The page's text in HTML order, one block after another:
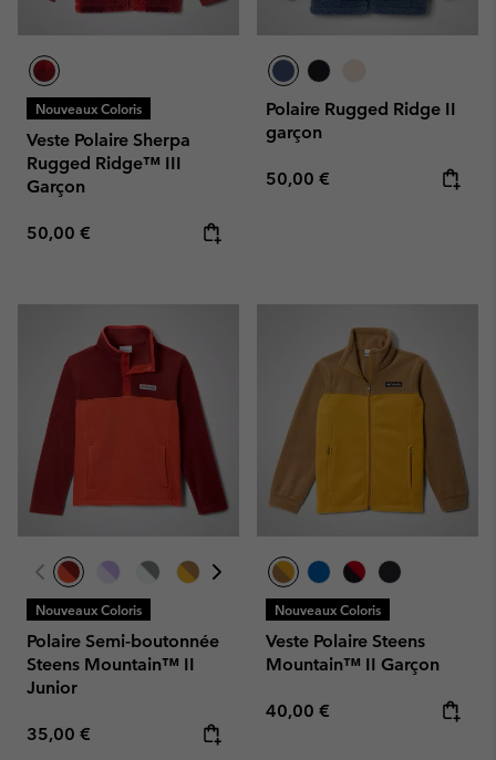
Nouveaux Coloris
Veste Polaire Sherpa
Rugged Ridge™ III
Garçon
Regular price:
50,00 €
Polaire Rugged Ridge II
garçon
Regular price:
50,00 €
Nouveaux Coloris
Polaire Semi-boutonnée
Steens Mountain™ II
Junior
Regular price:
35,00 €
Nouveaux Coloris
Veste Polaire Steens
Mountain™ II Garçon
Regular price:
40,00 €